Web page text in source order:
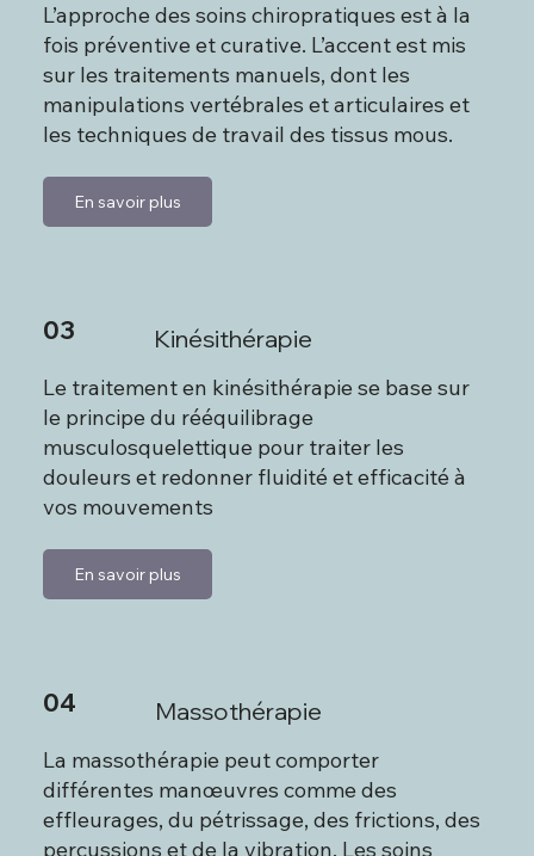
L’approche des soins chiropratiques est à la
fois préventive et curative. L’accent est mis
sur les traitements manuels, dont les
manipulations vertébrales et articulaires et
les techniques de travail des tissus mous.
En savoir plus
Kinésithérapie
03
Le traitement en kinésithérapie se base sur
le principe du rééquilibrage
musculosquelettique pour traiter les
douleurs et redonner fluidité et efficacité à
vos mouvements
En savoir plus
Massothérapie
04
La massothérapie peut comporter
différentes manœuvres comme des
effleurages, du pétrissage, des frictions, des
percussions et de la vibration. Les soins